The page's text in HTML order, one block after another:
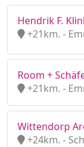
Hendrik F.
+21km. -
Room +
+21km. -
Wittendorp
+24km. -